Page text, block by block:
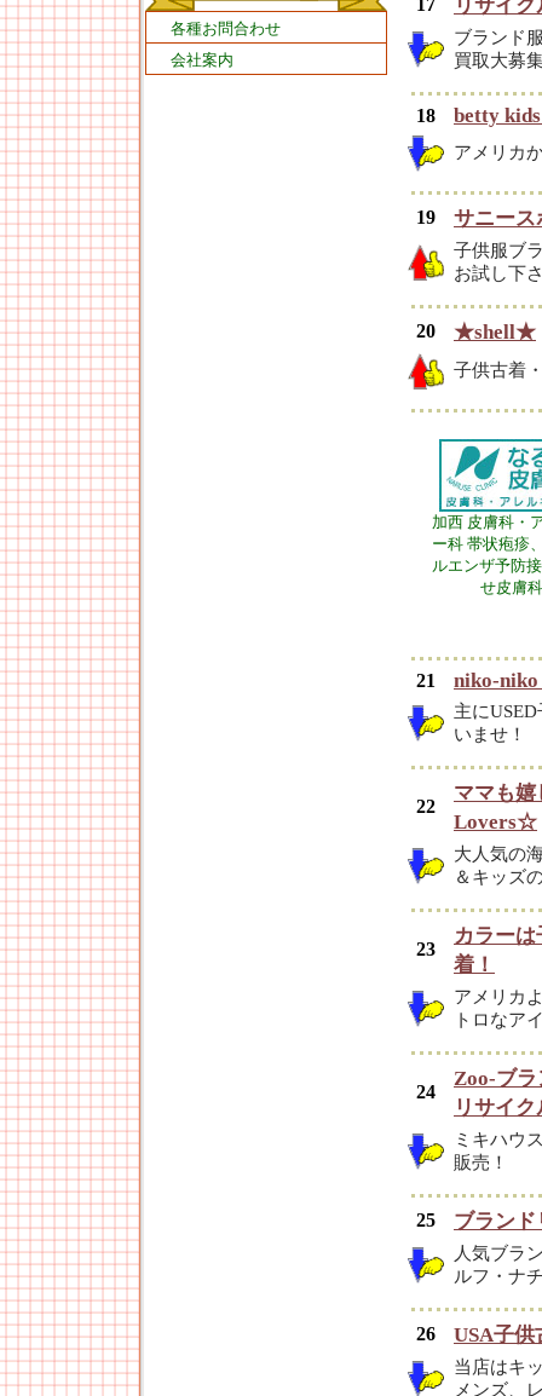
各種お問合わせ
会社案内
17 リサイ
ブランド
買取大募
18 betty
アメリカ
19 サニース
子供服ブ
お試し下
20 ★shell★
子供古着
加西 皮膚科・
ー科 帯状疱疹
ルエンザ予防
せ皮膚科
21 niko-
主に
いませ！
22
ママも
Lovers☆
大人気の
＆キッズ
23
カラー
着！
アメリカ
トロなア
24
Zoo-ブ
リサイ
ミキハウ
販売！
25 ブラン
人気ブラ
ルフ・ナ
26 USA子
当店はキ
メンズ、